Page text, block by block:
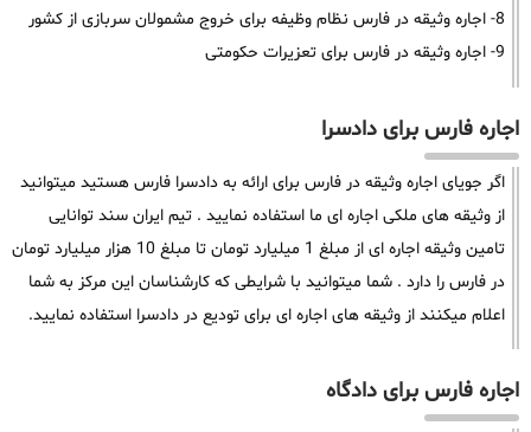
8- اجاره وثیقه در فارس نظام وظیفه برای خروج مشمولان سربازی از کشور
9- اجاره وثیقه در فارس برای تعزیرات حکومتی
اجاره فارس برای دادسرا
اگر جویای اجاره وثیقه در فارس برای ارائه به دادسرا فارس هستید میتوانید
از وثیقه های ملکی اجاره ای ما استفاده نمایید . تیم ایران سند توانایی
تامین وثیقه اجاره ای از مبلغ 1 میلیارد تومان تا مبلغ 10 هزار میلیارد تومان
در فارس را دارد . شما میتوانید با شرایطی که کارشناسان این مرکز به شما
اعلام میکنند از وثیقه های اجاره ای برای تودیع در دادسرا استفاده نمایید.
اجاره فارس برای دادگاه